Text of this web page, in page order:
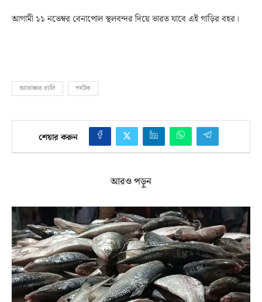
আগামী ১১ নভেম্বর বেনাপোল স্থলবন্দর দিয়ে ভারত যাবে এই গাড়ির বহর।
অ্যাভাঞ্চার র‌্যালি পর্যটক
শেয়ার করুন
আরও পড়ুন